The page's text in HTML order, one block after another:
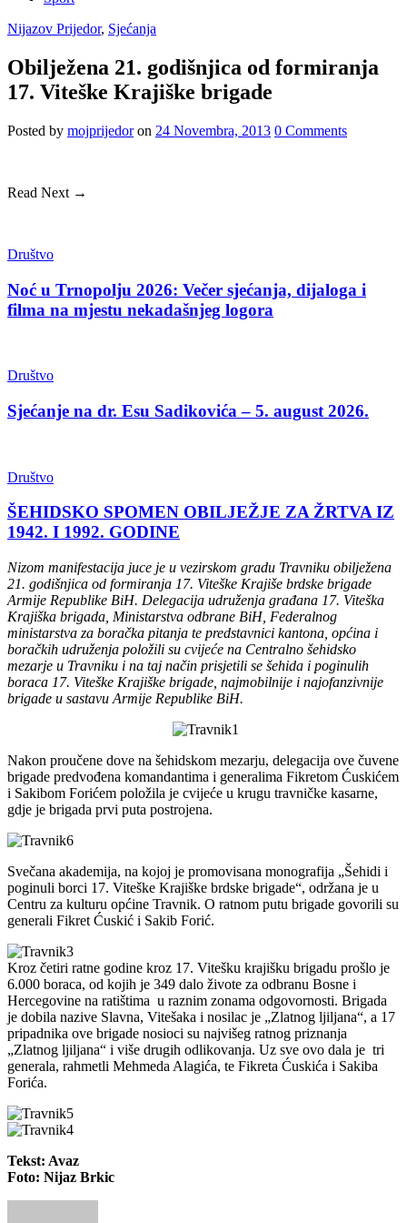
Nijazov Prijedor, Sjećanja
Obilježena 21. godišnjica od formiranja
17. Viteške Krajiške brigade
Posted by mojprijedor on 24 Novembra, 2013 0 Comments
Read Next →
Društvo
Noć u Trnopolju 2026: Večer sjećanja, dijaloga i
filma na mjestu nekadašnjeg logora
Društvo
Sjećanje na dr. Esu Sadikovića – 5. august 2026.
Društvo
ŠEHIDSKO SPOMEN OBILJEŽJE ZA ŽRTVA IZ
1942. I 1992. GODINE
Nizom manifestacija juce je u vezirskom gradu Travniku obilježena
21. godišnjica od formiranja 17. Viteške Krajiše brdske brigade
Armije Republike BiH. Delegacija udruženja građana 17. Viteška
Krajiška brigada, Ministarstva odbrane BiH, Federalnog
ministarstva za boračka pitanja te predstavnici kantona, općina i
boračkih udruženja položili su cvijeće na Centralno šehidsko
mezarje u Travniku i na taj način prisjetili se šehida i poginulih
boraca 17. Viteške Krajiške brigade, najmobilnije i najofanzivnije
brigade u sastavu Armije Republike BiH.
Nakon proučene dove na šehidskom mezarju, delegacija ove čuvene
brigade predvođena komandantima i generalima Fikretom Ćuskićem
i Sakibom Forićem položila je cvijeće u krugu travničke kasarne,
gdje je brigada prvi puta postrojena.
Svečana akademija, na kojoj je promovisana monografija „Šehidi i
poginuli borci 17. Viteške Krajiške brdske brigade“, održana je u
Centru za kulturu općine Travnik. O ratnom putu brigade govorili su
generali Fikret Ćuskić i Sakib Forić.
Kroz četiri ratne godine kroz 17. Vitešku krajišku brigadu prošlo je
6.000 boraca, od kojih je 349 dalo živote za odbranu Bosne i
Hercegovine na ratištima u raznim zonama odgovornosti. Brigada
je dobila nazive Slavna, Vitešaka i nosilac je „Zlatnog ljiljana“, a 17
pripadnika ove brigade nosioci su najvišeg ratnog priznanja
„Zlatnog ljiljana“ i više drugih odlikovanja. Uz sve ovo dala je tri
generala, rahmetli Mehmeda Alagića, te Fikreta Ćuskića i Sakiba
Forića.
Tekst: Avaz
Foto: Nijaz Brkic